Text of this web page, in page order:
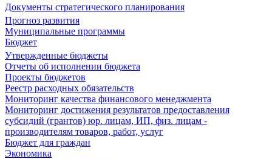
Документы стратегического планирования
Прогноз развития
Муниципальные программы
Бюджет
Утвержденные бюджеты
Отчеты об исполнении бюджета
Проекты бюджетов
Реестр расходных обязательств
Мониторинг качества финансового менеджмента
Мониторинг достижения результатов предоставления
субсидий (грантов) юр. лицам, ИП, физ. лицам -
производителям товаров, работ, услуг
Бюджет для граждан
Экономика